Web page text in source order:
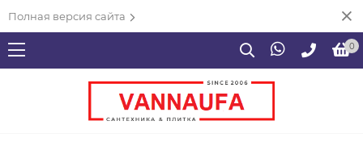
Полная версия сайта
0